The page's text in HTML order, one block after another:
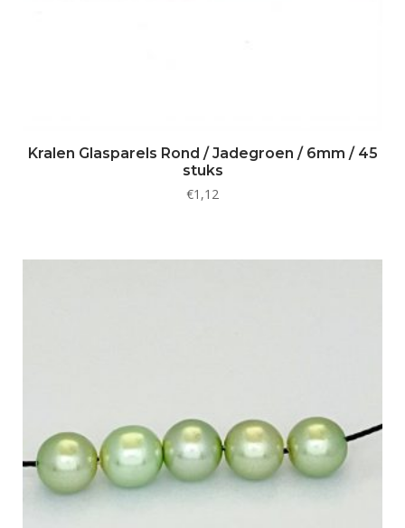
Kralen Glasparels Rond / Jadegroen / 6mm / 45
stuks
€1,12